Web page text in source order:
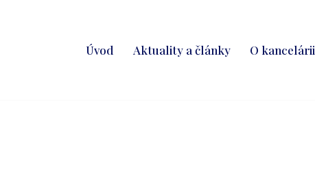
Úvod Aktuality a články O kancelárii